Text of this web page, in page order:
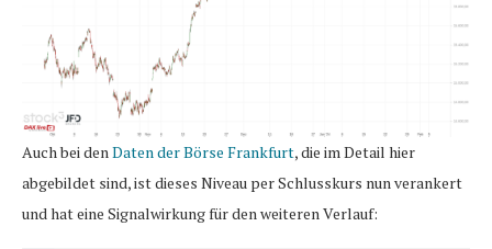
Auch bei denDaten der Börse Frankfurt, die im Detail hier
abgebildet sind, ist dieses Niveau per Schlusskurs nun verankert
und hat eine Signalwirkung für den weiteren Verlauf: